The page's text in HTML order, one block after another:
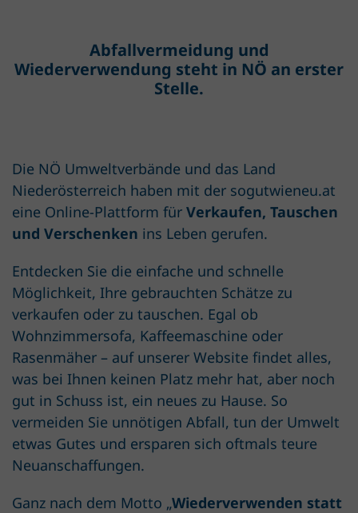
Abfallvermeidung und
Wiederverwendung steht in NÖ an erster
Stelle.
Die NÖ Umweltverbände und das Land
Niederösterreich haben mit der sogutwieneu.at
eine Online-Plattform für Verkaufen, Tauschen
und Verschenken ins Leben gerufen.
Entdecken Sie die einfache und schnelle
Möglichkeit, Ihre gebrauchten Schätze zu
verkaufen oder zu tauschen. Egal ob
Wohnzimmersofa, Kaffeemaschine oder
Rasenmäher – auf unserer Website findet alles,
was bei Ihnen keinen Platz mehr hat, aber noch
gut in Schuss ist, ein neues zu Hause. So
vermeiden Sie unnötigen Abfall, tun der Umwelt
etwas Gutes und ersparen sich oftmals teure
Neuanschaffungen.
Ganz nach dem Motto „Wiederverwenden statt